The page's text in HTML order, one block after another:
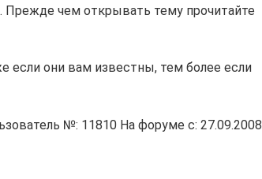
Прежде чем открывать тему прочитайте
если они вам известны, тем более если
№: 11810 На форуме с: 27.09.2008